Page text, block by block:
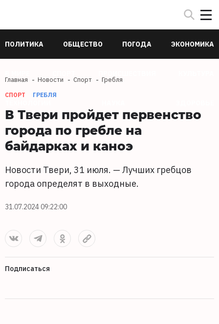
ПОЛИТИКА ОБЩЕСТВО ПОГОДА ЭКОНОМИКА
Главная Новости Спорт Гребля
СПОРТ ГРЕБЛЯ
В Твери пройдет первенство
города по гребле на
байдарках и каноэ
Новости Твери, 31 июля. — Лучших гребцов
города определят в выходные.
31.07.2024 09:22:00
Подписаться